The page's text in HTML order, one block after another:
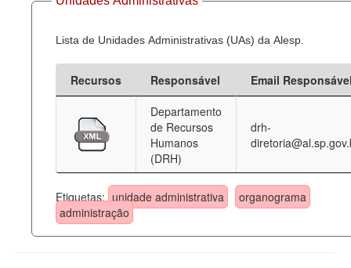
Lista de Unidades Administrativas (UAs) da Alesp.
Recursos Responsável
Email
Departamento
de Recursos
Humanos
(DRH)
drh-
Etiquetas: unidade administrativa
organograma
administração